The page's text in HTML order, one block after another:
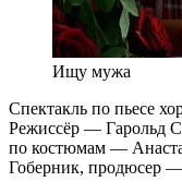
Ищу мужа
Спектакль по пьесе
Режиссёр — Гарольд
по костюмам —
Гоберник, продюсер